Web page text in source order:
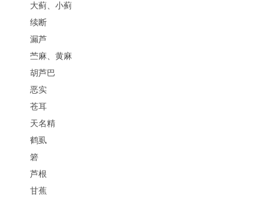
大蓟、小蓟
续断
漏芦
苎麻、黄麻
胡芦巴
恶实
苍耳
天名精
鹤虱
箬
芦根
甘蕉